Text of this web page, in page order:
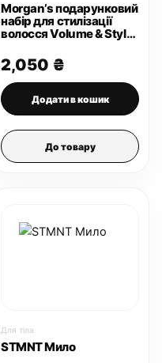
Morgan’s подарунковий
набір для стилізації
волосся Volume & Style
2,050 ₴
Додати в кошик
До товару
Для тіла
STMNT Мило